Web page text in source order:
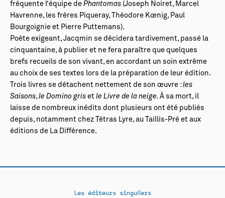
fréquente l’équipe de Phantomas (Joseph Noiret, Marcel
Havrenne, les frères Piqueray, Théodore Kœnig, Paul
Bourgoignie et Pierre Puttemans).
Poète exigeant, Jacqmin se décidera tardivement, passé la
cinquantaine, à publier et ne fera paraître que quelques
brefs recueils de son vivant, en accordant un soin extrême
au choix de ses textes lors de la préparation de leur édition.
Trois livres se détachent nettement de son œuvre :les
Saisons, le Domino gris et le Livre de la neige. À sa mort, il
laisse de nombreux inédits dont plusieurs ont été publiés
depuis, notamment chez Tétras Lyre, au Taillis-Pré et aux
éditions de La Différence.
Les éditeurs singuliers